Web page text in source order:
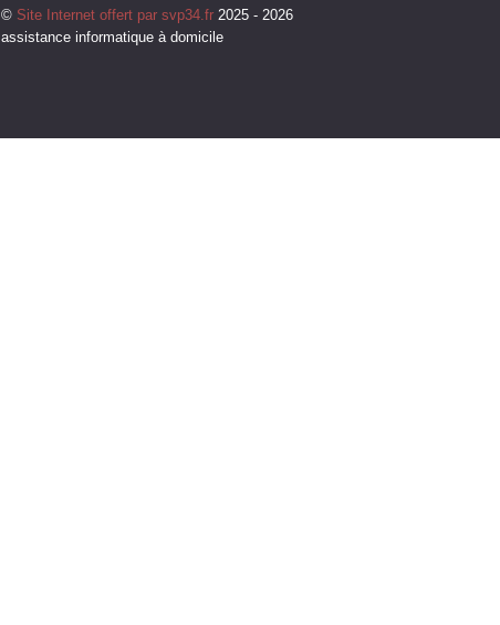
© Site Internet offert par svp34.fr 2025 - 2026
assistance informatique à domicile